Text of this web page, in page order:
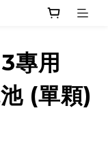
專用
(單顆)